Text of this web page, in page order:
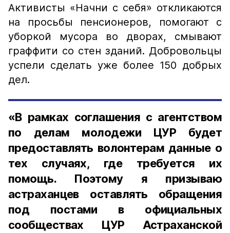
Активисты «Начни с себя» откликаются
на просьбы пенсионеров, помогают с
уборкой мусора во дворах, смывают
граффити со стен зданий. Добровольцы
успели сделать уже более 150 добрых
дел.
«В рамках соглашения с агентством
по делам молодежи ЦУР будет
предоставлять волонтерам данные о
тех случаях, где требуется их
помощь. Поэтому я призываю
астраханцев оставлять обращения
под постами в официальных
сообществах ЦУР Астраханской